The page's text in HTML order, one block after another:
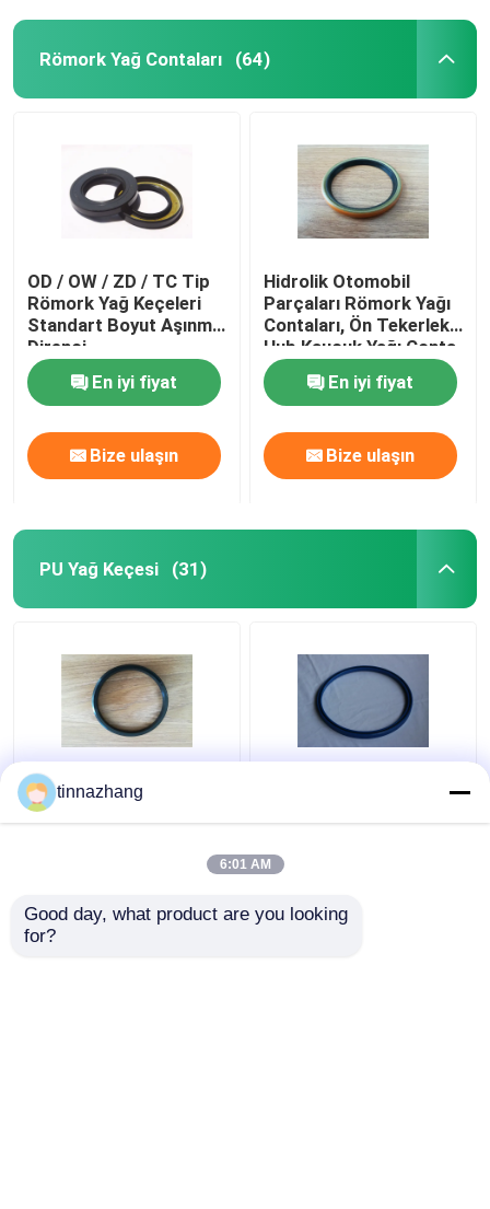
Römork Yağ Contaları (64)
OD / OW / ZD / TC Tip
Römork Yağ Keçeleri
Standart Boyut Aşınma
Direnci
En iyi fiyat
Bize ulaşın
Hidrolik Otomobil
Parçaları Römork Yağı
Contaları, Ön Tekerlek
Hub Kauçuk Yağı Conta
Motor Araba Rulman
En iyi fiyat
Bize ulaşın
PU Yağ Keçesi (31)
Yırtılma Direnci Hidrolik
Dudak Keçesi, Dayanıklı
Piston Sızdırmazlığı
Solvent Direnci
tinnazhang
6:01 AM
Good day, what product are you looking
for?